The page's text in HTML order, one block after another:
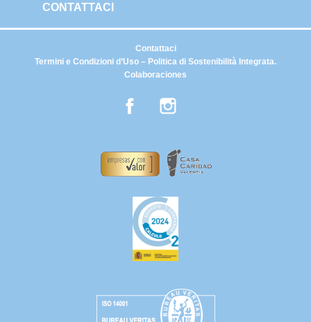
CONTATTACI
Termini e Condizioni d’Uso – Politica di Sostenibilità Integrata.
Colaboraciones
Contattaci
Facebook